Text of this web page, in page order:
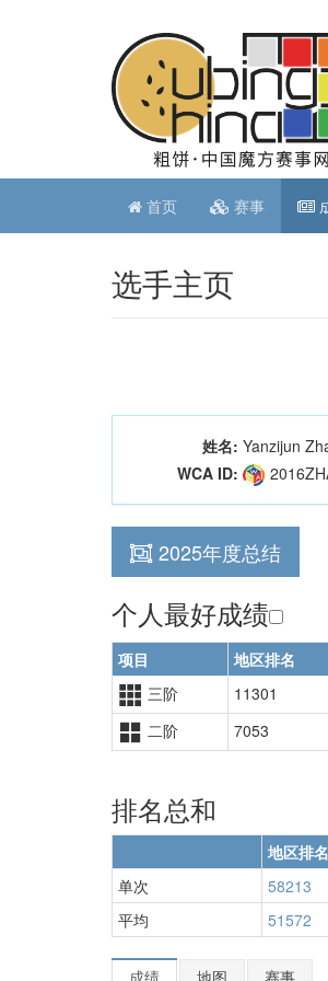
首页 赛事
选手主页
姓名: Yanzijun
WCA ID:
2025年度总结
个人最好成绩
项目 地区排名
三阶
11301
二阶
7053
排名总和
地区排
单次
58213
平均
51572
成绩 地图 赛事